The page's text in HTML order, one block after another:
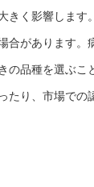
きく影響します
合があります
の品種を選ぶこ
たり、市場での